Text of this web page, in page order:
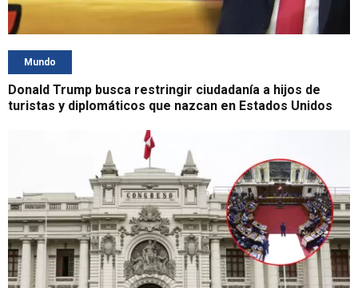
Mundo
Donald Trump busca restringir ciudadanía a hijos de
turistas y diplomáticos que nazcan en Estados Unidos